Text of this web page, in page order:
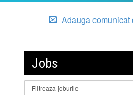
Adauga comunicat
Jobs